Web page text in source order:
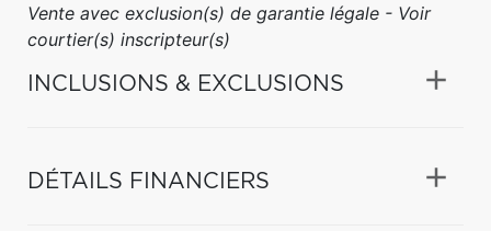
Vente avec exclusion(s) de garantie légale - Voir
courtier(s) inscripteur(s)
INCLUSIONS & EXCLUSIONS
DÉTAILS FINANCIERS